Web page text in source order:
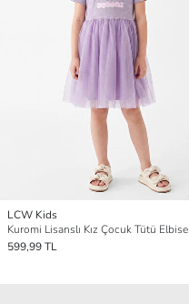
LCW Kids
Kuromi Lisanslı Kız Çocuk Tütü Elbise
599,99 TL